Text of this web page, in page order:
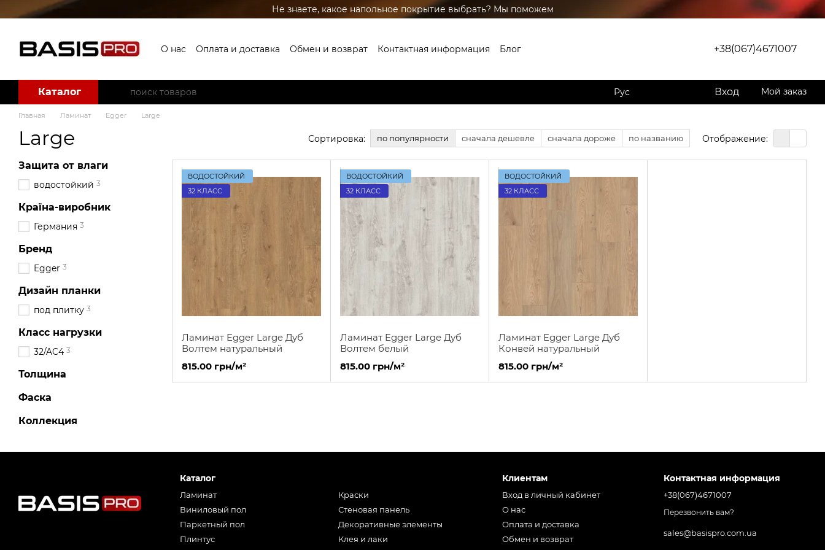
Перейти к основному контенту Не знаете, какое напольное покрытие выбрать? Мы поможем
О нас Оплата и доставка Обмен и возврат Контактная информация
Блог
+38(067)4671007
Каталог Рус Вход Мой заказ
Главная Ламинат Egger Large
Large Сортировка: по популярности сначала дешевле сначала дороже по названию Отображение:
ВОДОСТОЙКИЙ
32 КЛАСС
Ламинат Egger Large Дуб
Волтем натуральный
815.00 грн/м²
ВОДОСТОЙКИЙ
32 КЛАСС
Ламинат Egger Large Дуб
Волтем белый
815.00 грн/м²
ВОДОСТОЙКИЙ
32 КЛАСС
Ламинат Egger Large Дуб
Конвей натуральный
815.00 грн/м²
Защита от влаги
водостойкий 3
Країна-виробник
Германия 3
Бренд
Egger 3
Дизайн планки
под плитку 3
Класс нагрузки
32/AC4 3
Толщина
Фаска
Коллекция
Каталог
Ламинат
Виниловый пол
Паркетный пол
Плинтус
Краски
Стеновая панель
Декоративные элементы
Клея и лаки
Клиентам
Вход в личный кабинет
О нас
Оплата и доставка
Обмен и возврат
Контактная информация
+38(067)4671007
Перезвонить вам?
sales@basispro.com.ua